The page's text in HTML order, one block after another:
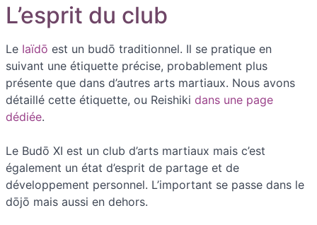
L’esprit du club
Le Iaïdō est un budō traditionnel. Il se pratique en
suivant une étiquette précise, probablement plus
présente que dans d’autres arts martiaux. Nous avons
détaillé cette étiquette, ou Reishiki dans une page
dédiée.
Le Budō XI est un club d’arts martiaux mais c’est
également un état d’esprit de partage et de
développement personnel. L’important se passe dans le
dōjō mais aussi en dehors.